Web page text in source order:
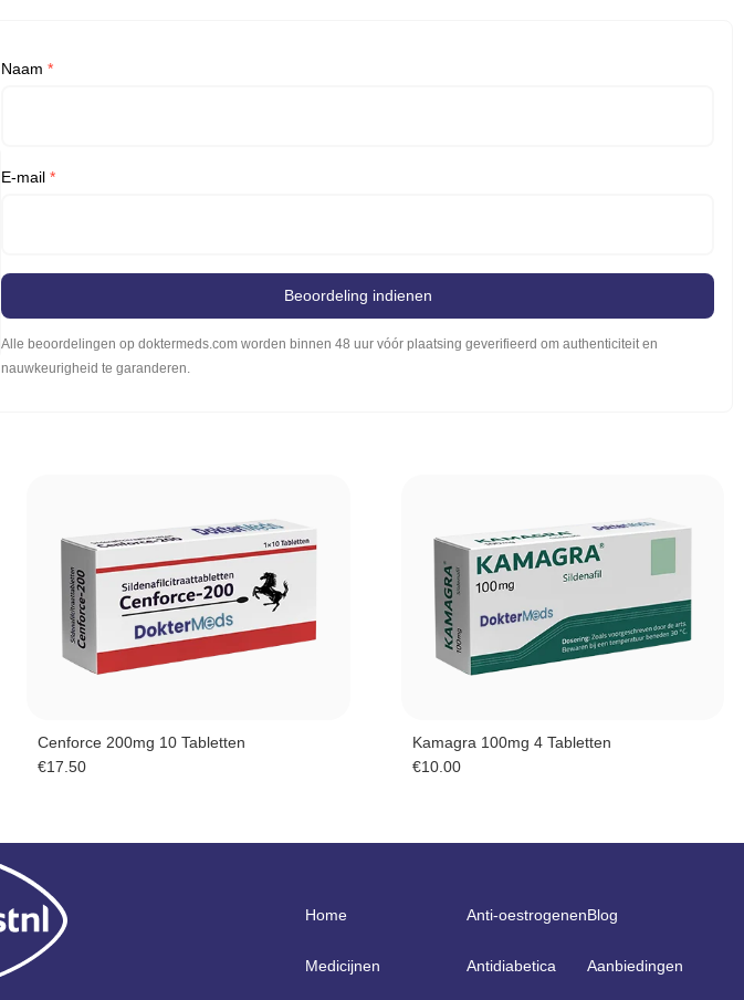
Naam *
E-mail *
Beoordeling indienen
Alle beoordelingen op doktermeds.com worden binnen 48 uur vóór plaatsing geverifieerd om authenticiteit en
nauwkeurigheid te garanderen.
Cenforce 200mg 10 Tabletten
€17.50
Kamagra 100mg 4 Tabletten
€10.00
Home
Medicijnen
Anti-oestrogenen
Antidiabetica
Blog
Aanbiedingen